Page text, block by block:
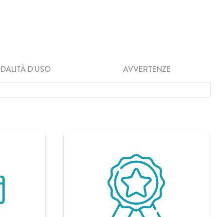
D'USO AVVERTENZE